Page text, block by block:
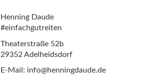
Henning Daude
#einfachgutreiten
Theaterstraße 52b
29352 Adelheidsdorf
E-Mail: info@henningdaude.de